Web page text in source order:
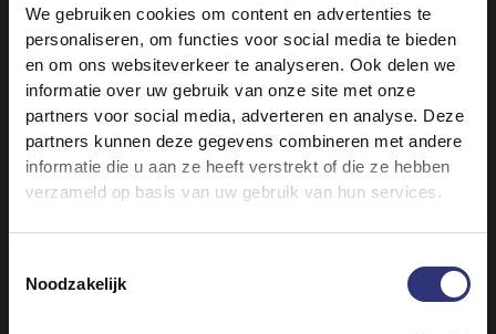
We gebruiken cookies om content en advertenties te
personaliseren, om functies voor social media te bieden
en om ons websiteverkeer te analyseren. Ook delen we
informatie over uw gebruik van onze site met onze
partners voor social media, adverteren en analyse. Deze
partners kunnen deze gegevens combineren met andere
informatie die u aan ze heeft verstrekt of die ze hebben
verzameld op basis van uw gebruik van hun services.
Noodzakelijk
Lime & Coriander Basmati
Rice
GROENTECURRY MET
BASMATI EN
KNAPPERIGE ZALM
0 - 30 minuten
Makkelijk
Pure Basmati Rice
CURRY MET KIP EN
MANGO
0 - 30 minuten
Makkelijk
Balti met paneer,
Dal palak met verse
en yoghurt muntsaus